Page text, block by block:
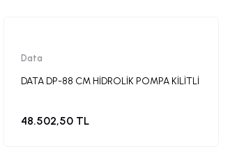
Data
DATA DP-88 CM HİDROLİK POMPA KİLİTLİ
48.502,50 TL